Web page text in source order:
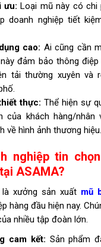
ưu: Loại mũ này có chi
doanh nghiệp tiết
cao: Ai cũng cần
đảm bảo thông
tải thường xuyên và
thực: Thể hiện sự
của khách hàng/nhân
về hình ảnh thương hiệu.
nghiệp tin
ASAMA?
là xưởng sản xuất mũ
hàng đầu hiện nay.
nhiều tập đoàn lớn.
cam kết: Sản phẩm